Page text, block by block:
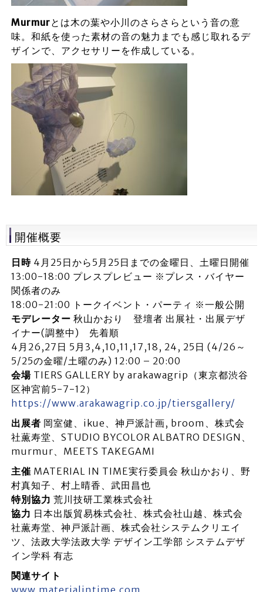
Murmurとは木の葉や小川のさらさらという音の意
味。和紙を使った素材の音の魅力までも感じ取れるデ
ザインで、アクセサリーを作成している。
開催概要
日時4月25日から5月25日までの金曜日、土曜日開催
13:00-18:00 プレスプレビュー ※プレス・バイヤー
関係者のみ
18:00-21:00 トークイベント・パーティ ※一般公開
モデレーター 秋山かおり 登壇者 出展社・出展デザ
イナー(調整中) 先着順
4月26,27日 5月3,4,10,11,17,18, 24, 25日 (4/26～
5/25の金曜/土曜のみ) 12:00 – 20:00
会場TIERS GALLERY by arakawagrip（東京都渋谷
区神宮前5-7-12）
https://www.arakawagrip.co.jp/tiersgallery/
出展者 岡室健、ikue、神戸派計画, broom、株式会
社薫寿堂、STUDIO BYCOLOR ALBATRO DESIGN、
murmur、MEETS TAKEGAMI
主催 MATERIAL IN TIME実行委員会 秋山かおり、野
村真知子、村上晴香、武田昌也
特別協力 荒川技研工業株式会社
協力 日本出版貿易株式会社、株式会社山越、株式会
社薫寿堂、神戸派計画、株式会社システムクリエイ
ツ、法政大学法政大学 デザイン工学部 システムデザ
イン学科 有志
関連サイト
www.materialintime.com